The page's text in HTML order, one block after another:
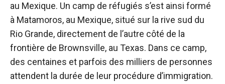
au Mexique. Un camp de réfugiés s’est ainsi formé
à Matamoros, au Mexique, situé sur la rive sud du
Rio Grande, directement de l’autre côté de la
frontière de Brownsville, au Texas. Dans ce camp,
des centaines et parfois des milliers de personnes
attendent la durée de leur procédure d’immigration.